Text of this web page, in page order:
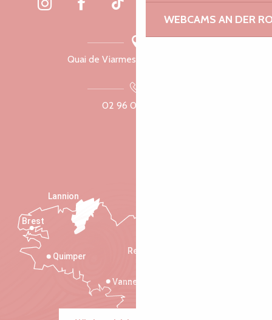
WEBCAMS AN DER
Quai de Viarmes, 22300 Lannion
02 96 05 60 70
Rennes
Vannes
Quimper
Lannion
Brest